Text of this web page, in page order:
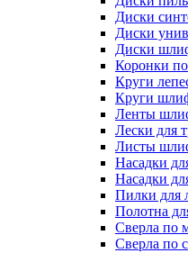
Диски
Диски
Диски
Коронки
Круги
Круги
Ленты
Лески для
Листы
Насадки
Насадки
Пилки для
Полотна
Сверла по
Сверла по